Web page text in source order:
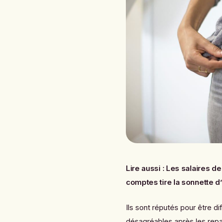
Lire aussi : Les salaires
comptes tire la sonnette
Ils sont réputés pour être